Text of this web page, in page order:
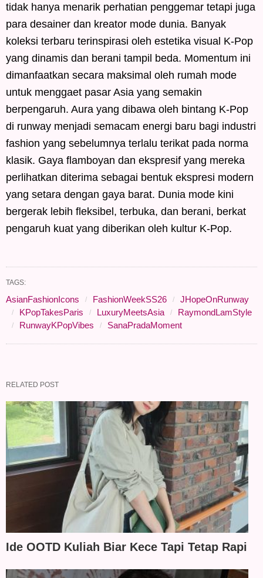
tidak hanya menarik perhatian penggemar tetapi juga
para desainer dan kreator mode dunia. Banyak
koleksi terbaru terinspirasi oleh estetika visual K-Pop
yang dinamis dan berani tampil beda. Momentum ini
dimanfaatkan secara maksimal oleh rumah mode
untuk menggaet pasar Asia yang semakin
berpengaruh. Aura yang dibawa oleh bintang K-Pop
di runway menjadi semacam energi baru bagi industri
fashion yang sebelumnya terlalu terikat pada norma
klasik. Gaya flamboyan dan ekspresif yang mereka
perlihatkan diterima sebagai bentuk ekspresi modern
yang setara dengan gaya barat. Dunia mode kini
bergerak lebih fleksibel, terbuka, dan berani, berkat
pengaruh kuat yang diberikan oleh kultur K-Pop.
TAGS:
AsianFashionIcons FashionWeekSS26
JHopeOnRunway
KPopTakesParis
LuxuryMeetsAsia
RaymondLamStyle
RunwayKPopVibes
SanaPradaMoment
RELATED POST
Ide OOTD Kuliah Biar Kece Tapi Tetap Rapi